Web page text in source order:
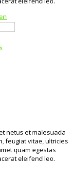
netus et malesuada
feugiat vitae, ultricies
quam egestas
eleifend leo.